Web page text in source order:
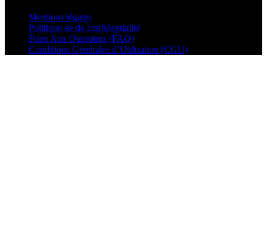
Mentions légales
Politique de de confidentialité
Foire Aux Questions (FAQ)
Conditions Générales d’Utilisation (CGU)